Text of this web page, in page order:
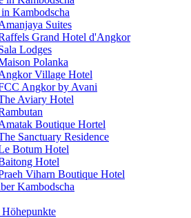
Kambodscha
Suites
Grand Hotel d'Angkor
Lodges
Polanka
Village Hotel
Angkor by Avani
Aviary Hotel
Boutique Hortel
Sanctuary Residence
Botum Hotel
Hotel
Viharn Boutique Hotel
Kambodscha
Höhepunkte